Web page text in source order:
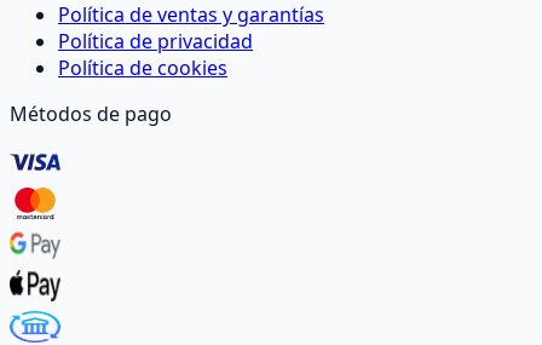
Política de ventas y garantías
Política de privacidad
Política de cookies
Métodos de pago